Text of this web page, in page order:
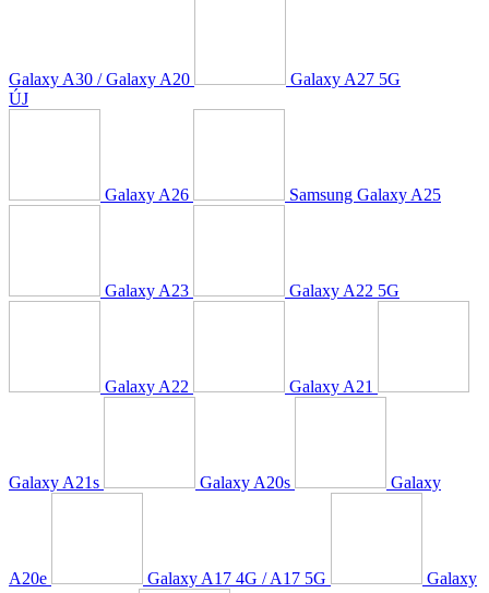
Galaxy A30 / Galaxy A20
Galaxy A27 5G
ÚJ
Galaxy A26 Samsung Galaxy A25
Galaxy A23 Galaxy A22 5G
Galaxy A22 Galaxy A21
Galaxy A21s Galaxy A20s Galaxy
A20e Galaxy A17 4G / A17 5G Galaxy